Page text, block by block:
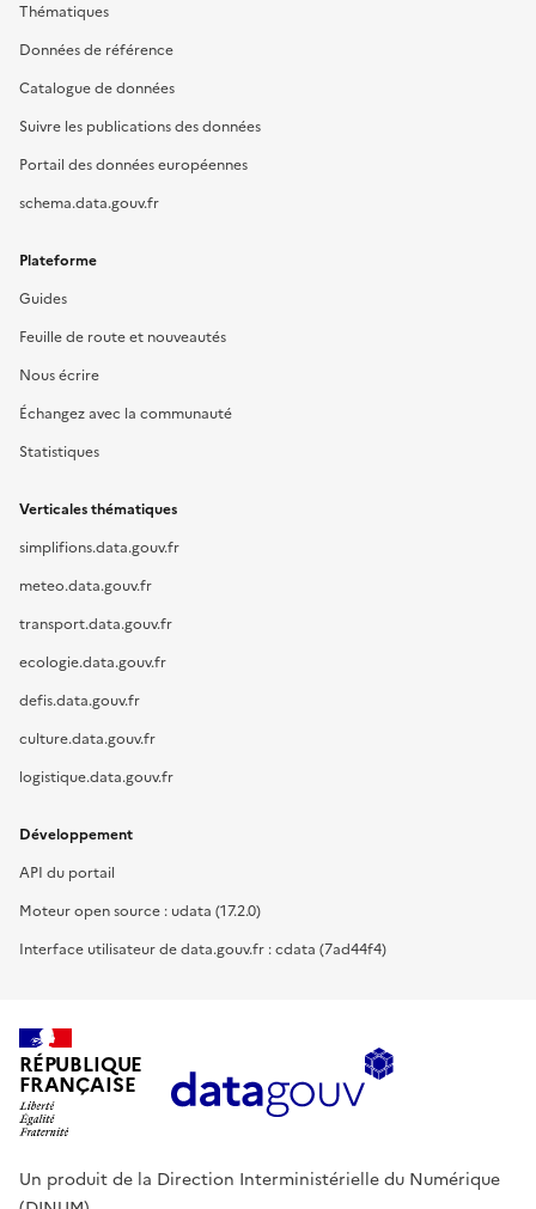
Thématiques
Données de référence
Catalogue de données
Suivre les publications des données
Portail des données européennes
schema.data.gouv.fr
Plateforme
Guides
Feuille de route et nouveautés
Nous écrire
Échangez avec la communauté
Statistiques
Verticales thématiques
simplifions.data.gouv.fr
meteo.data.gouv.fr
transport.data.gouv.fr
ecologie.data.gouv.fr
defis.data.gouv.fr
culture.data.gouv.fr
logistique.data.gouv.fr
Développement
API du portail
Moteur open source : udata (17.2.0)
Interface utilisateur de data.gouv.fr : cdata (7ad44f4)
RÉPUBLIQUE
FRANÇAISE
Un produit de la Direction Interministérielle du Numérique